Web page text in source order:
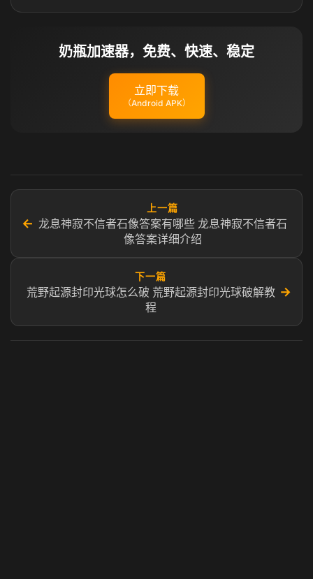
奶瓶加速器，免费、快速、稳定
立即下载
（Android APK）
←
上一篇
龙息神寂不信者石像答案有哪些 龙息神寂不信者石
像答案详细介绍
下一篇
荒野起源封印光球怎么破 荒野起源封印光球破解教
程
→